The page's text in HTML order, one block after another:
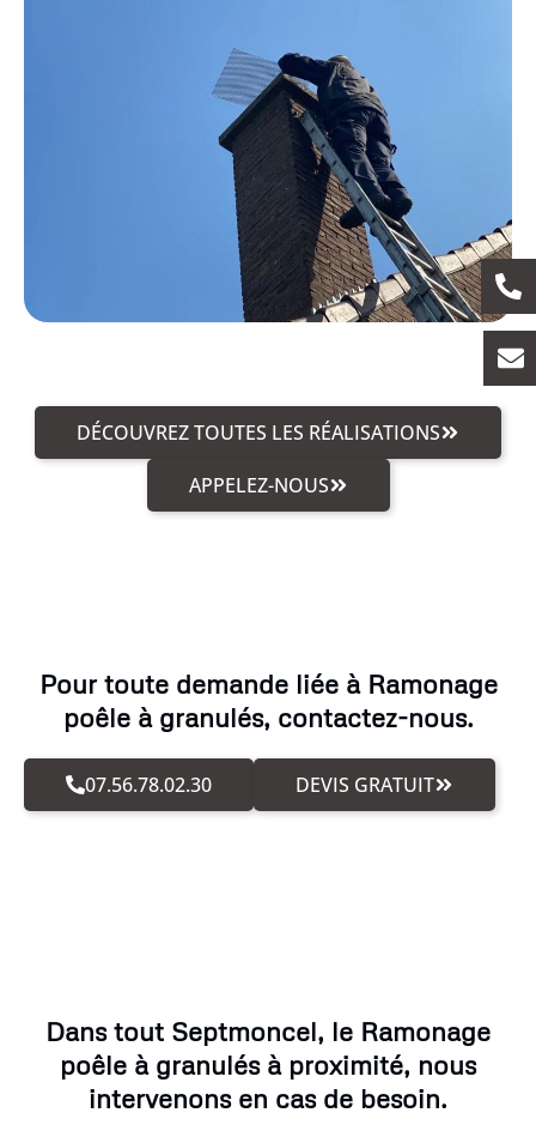
DÉCOUVREZ TOUTES LES RÉALISATIONS
APPELEZ-NOUS
Pour toute demande liée à Ramonage
poêle à granulés, contactez-nous.
07.56.78.02.30 DEVIS GRATUIT
Dans tout Septmoncel, le Ramonage
poêle à granulés à proximité, nous
intervenons en cas de besoin.